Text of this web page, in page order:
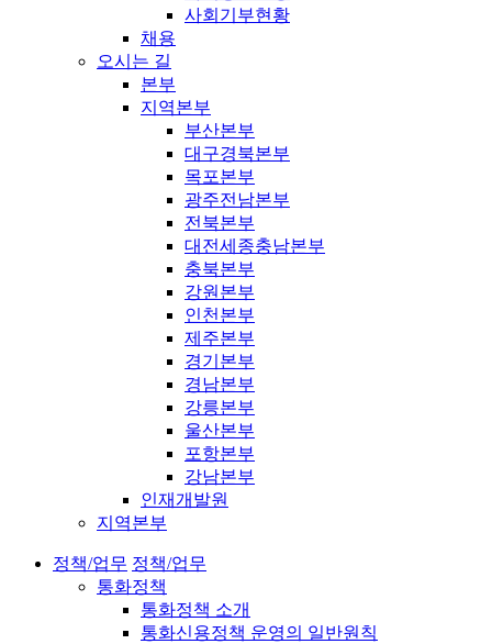
사회기부현황
채용
오시는 길
본부
지역본부
부산본부
대구경북본부
목포본부
광주전남본부
전북본부
대전세종충남본부
충북본부
강원본부
인천본부
제주본부
경기본부
경남본부
강릉본부
울산본부
포항본부
강남본부
인재개발원
지역본부
정책/업무 정책/업무
통화정책
통화정책 소개
통화신용정책 운영의 일반원칙